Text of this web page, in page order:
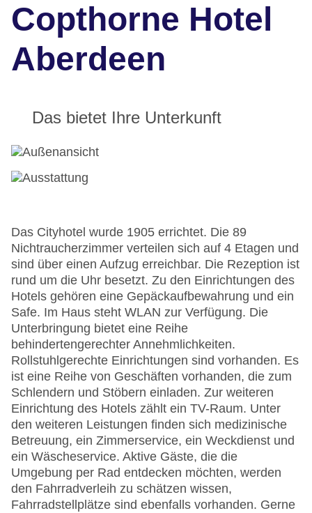
Copthorne Hotel
Aberdeen
Das bietet Ihre Unterkunft
Das Cityhotel wurde 1905 errichtet. Die 89
Nichtraucherzimmer verteilen sich auf 4 Etagen und
sind über einen Aufzug erreichbar. Die Rezeption ist
rund um die Uhr besetzt. Zu den Einrichtungen des
Hotels gehören eine Gepäckaufbewahrung und ein
Safe. Im Haus steht WLAN zur Verfügung. Die
Unterbringung bietet eine Reihe
behindertengerechter Annehmlichkeiten.
Rollstuhlgerechte Einrichtungen sind vorhanden. Es
ist eine Reihe von Geschäften vorhanden, die zum
Schlendern und Stöbern einladen. Zur weiteren
Einrichtung des Hotels zählt ein TV-Raum. Unter
den weiteren Leistungen finden sich medizinische
Betreuung, ein Zimmerservice, ein Weckdienst und
ein Wäscheservice. Aktive Gäste, die die
Umgebung per Rad entdecken möchten, werden
den Fahrradverleih zu schätzen wissen,
Fahrradstellplätze sind ebenfalls vorhanden. Gerne